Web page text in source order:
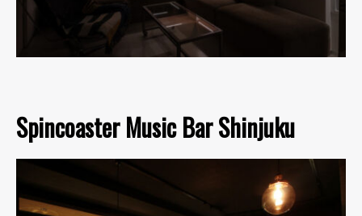
Spincoaster Music Bar Shinjuku